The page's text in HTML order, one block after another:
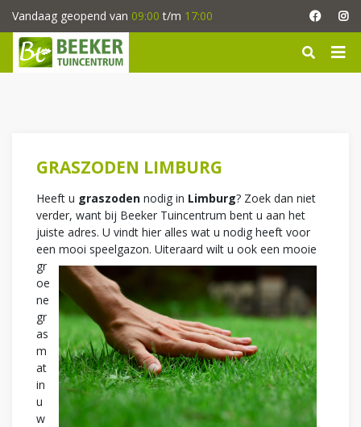
a
Vandaag geopend van 09:00 t/m 17:00
GRASZODEN LIMBURG
Heeft u graszoden nodig in Limburg? Zoek dan niet
verder, want bij Beeker Tuincentrum bent u aan het
juiste adres. U vindt hier alles wat u nodig heeft voor
een mooi speelgazon. Uiteraard wilt u ook een mooie
gr
oe
ne
gr
as
m
at
in
u
w